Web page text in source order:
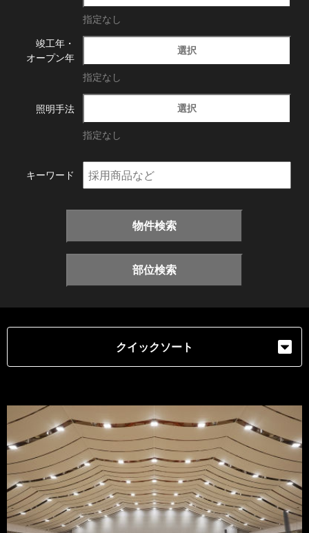
指定なし
竣工年・
オープン年
選択
指定なし
照明手法 選択
指定なし
キーワード
物件検索
部位検索
クイックソート